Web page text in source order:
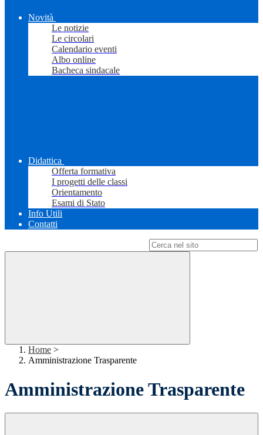
Novità
Le notizie
Le circolari
Calendario eventi
Albo online
Bacheca sindacale
Didattica
Offerta formativa
I progetti delle classi
Orientamento
Esami di Stato
Info Utili
Contatti
Home >
Amministrazione Trasparente
Amministrazione Trasparente